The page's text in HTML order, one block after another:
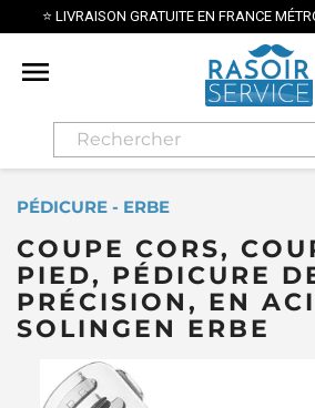
GRATUITE EN FRANCE MÉTROPOLITAINE DÈS

PÉDICURE - ERBE
COUPE CORS,
PIED, PÉDICURE
PRÉCISION, EN
SOLINGEN ERBE